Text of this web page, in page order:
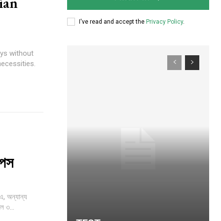
without
অন্যান্য
৩...
I've read and accept the Privacy Policy.